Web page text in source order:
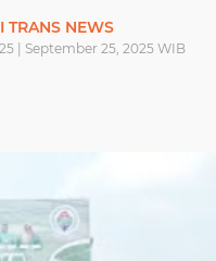
TRANS NEWS
| September 25, 2025 WIB